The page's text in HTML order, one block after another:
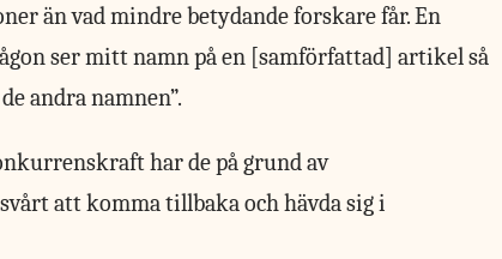
än vad mindre betydande forskare får. En
ser mitt namn på en [samförfattad] artikel så
andra namnen”.
har de på grund av
att komma tillbaka och hävda sig i